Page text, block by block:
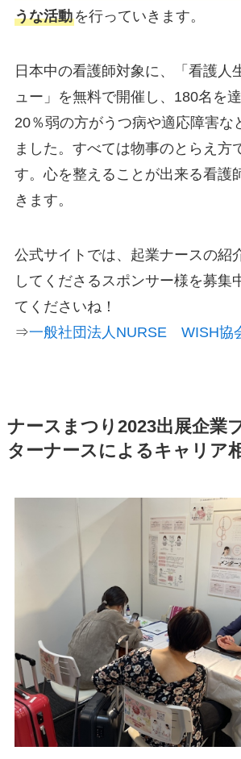
うな活動を行っていきます。
日本中の看護師対象に、「看護人
ュー」を無料で開催し、180名を
20％弱の方がうつ病や適応障害な
ました。すべては物事のとらえ方
す。心を整えることが出来る看護
きます。
公式サイトでは、起業ナースの紹
してくださるスポンサー様を募集
てくださいね！
⇒一般社団法人NURSE WISH協
ナースまつり2023出展企業
ターナースによるキャリア